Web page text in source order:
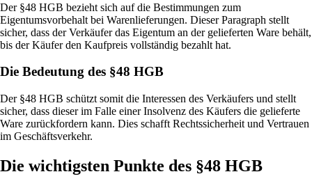
Der §48 HGB bezieht sich auf die Bestimmungen zum
Eigentumsvorbehalt bei Warenlieferungen. Dieser Paragraph stellt
sicher, dass der Verkäufer das Eigentum an der gelieferten Ware behält,
bis der Käufer den Kaufpreis vollständig bezahlt hat.
Die Bedeutung des §48 HGB
Der §48 HGB schützt somit die Interessen des Verkäufers und stellt
sicher, dass dieser im Falle einer Insolvenz des Käufers die gelieferte
Ware zurückfordern kann. Dies schafft Rechtssicherheit und Vertrauen
im Geschäftsverkehr.
Die wichtigsten Punkte des §48 HGB